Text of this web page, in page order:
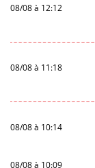
08/08 à 12:12
08/08 à 11:18
08/08 à 10:14
08/08 à 10:09